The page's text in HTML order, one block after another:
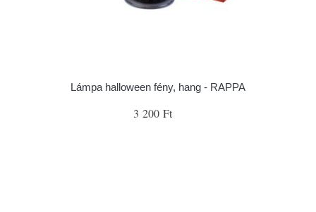
Lámpa halloween fény, hang - RAPPA
3 200 Ft